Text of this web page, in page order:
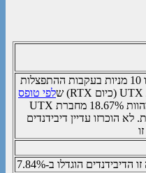
התקבלו 10 מניות בעקבות ההתפצלות
לפי טופס
מהוות 18.67% מחברת UTX
לא הוכרזו עדיין דיבידנדים
הדיבידנדים הוגדלו ב-7.84%